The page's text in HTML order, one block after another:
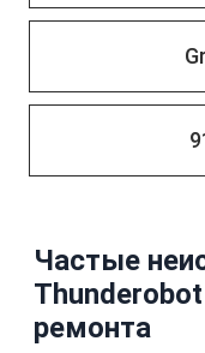
Частые
ремонта